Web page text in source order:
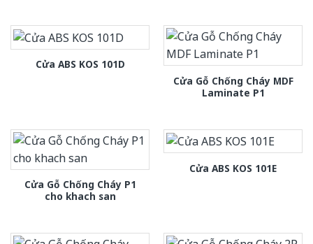
Cửa ABS KOS 101D
Cửa Gỗ Chống Cháy MDF
Laminate P1
Cửa Gỗ Chống Cháy P1
cho khach san
Cửa ABS KOS 101E